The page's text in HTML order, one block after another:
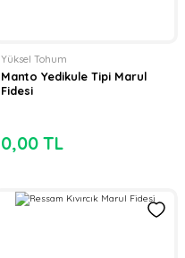
Yüksel Tohum
Manto Yedikule Tipi Marul
Fidesi
0,00 TL